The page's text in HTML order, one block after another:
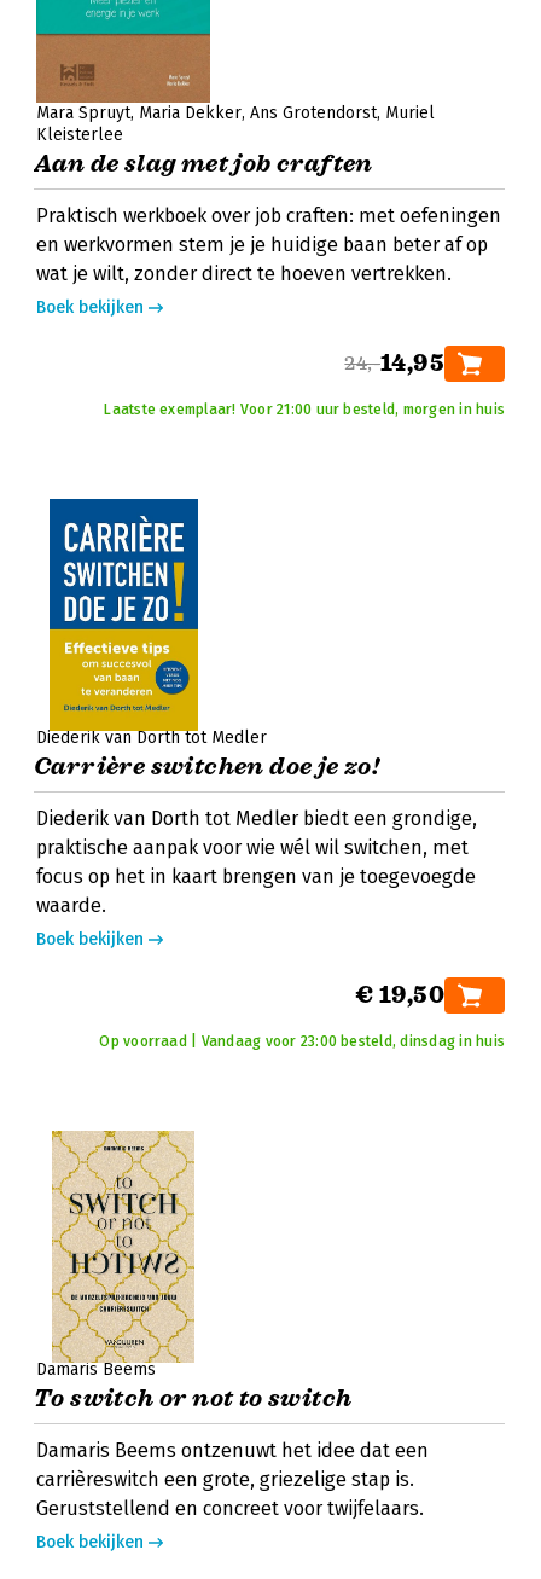
Mara Spruyt Maria Dekker Ans Grotendorst Muriel
Kleisterlee
Aan de slag met job craften
Praktisch werkboek over job craften: met oefeningen
en werkvormen stem je je huidige baan beter af op
wat je wilt, zonder direct te hoeven vertrekken.
Boek bekijken
24,-14,95
Laatste exemplaar! Voor 21:00 uur besteld, morgen in huis
Diederik van Dorth tot Medler
Carrière switchen doe je zo!
Diederik van Dorth tot Medler biedt een grondige,
praktische aanpak voor wie wél wil switchen, met
focus op het in kaart brengen van je toegevoegde
waarde.
Boek bekijken
€ 19,50
Op voorraad | Vandaag voor 23:00 besteld, dinsdag in huis
Damaris Beems
To switch or not to switch
Damaris Beems ontzenuwt het idee dat een
carrièreswitch een grote, griezelige stap is.
Geruststellend en concreet voor twijfelaars.
Boek bekijken